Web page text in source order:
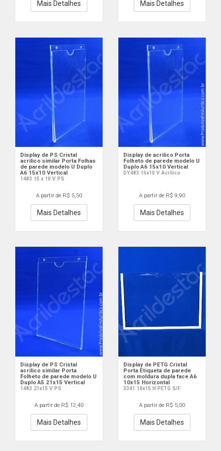
Mais Detalhes Mais Detalhes
Display de PS Cristal
acrilico similar Porta Folhas
de parede modelo U Duplo
A6 15x10 Vertical
1483 15 x 10 V PS
A partir de R$ 5,50
Mais Detalhes
Display de acrilico Porta
Folheto de parede modelo U
Duplo A6 15x10 Vertical
DY483 15x10 V Acrilico
A partir de R$ 9,90
Mais Detalhes
Display de PS Cristal
acrilico similar Porta
Folheto de parede modelo U
Duplo A5 21x15 Vertical
1483 21x15 V PS
A partir de R$ 12,40
Mais Detalhes
Display de PETG Cristal
Porta Etiqueta de parede
com moldura dupla face A6
10x15 Horizontal
3341 10x15 H PETG S/F
A partir de R$ 5,00
Mais Detalhes